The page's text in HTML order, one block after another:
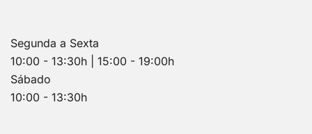
Segunda a Sexta
10:00 - 13:30h | 15:00 - 19:00h
Sábado
10:00 - 13:30h